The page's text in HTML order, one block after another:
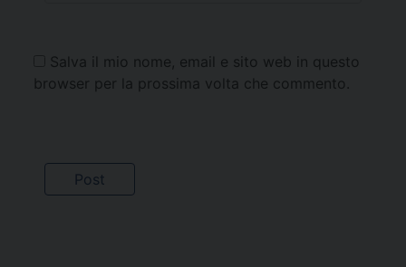
Salva il mio nome, email e sito web in questo
browser per la prossima volta che commento.